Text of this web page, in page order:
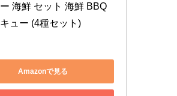
海鮮 セット 海鮮 BBQ
ュー (4種セット)
Amazonで見る